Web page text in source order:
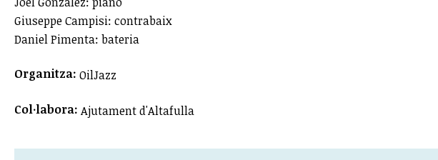
Giuseppe Campisi: contrabaix
Daniel Pimenta: bateria
Organitza: OilJazz
Col·labora: Ajutament d'Altafulla